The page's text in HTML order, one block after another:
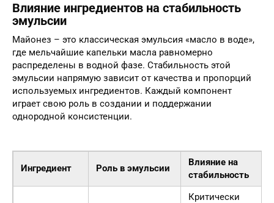
Влияние ингредиентов на стабильность
эмульсии
Майонез – это классическая эмульсия «масло в воде»,
где мельчайшие капельки масла равномерно
распределены в водной фазе. Стабильность этой
эмульсии напрямую зависит от качества и пропорций
используемых ингредиентов. Каждый компонент
играет свою роль в создании и поддержании
однородной консистенции.
Ингредиент Роль в эмульсии
Влияние на
стабильность
Критически